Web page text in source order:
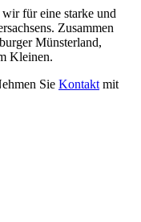
für eine starke und
Zusammen
Münsterland,
Kleinen.
Sie Kontakt mit